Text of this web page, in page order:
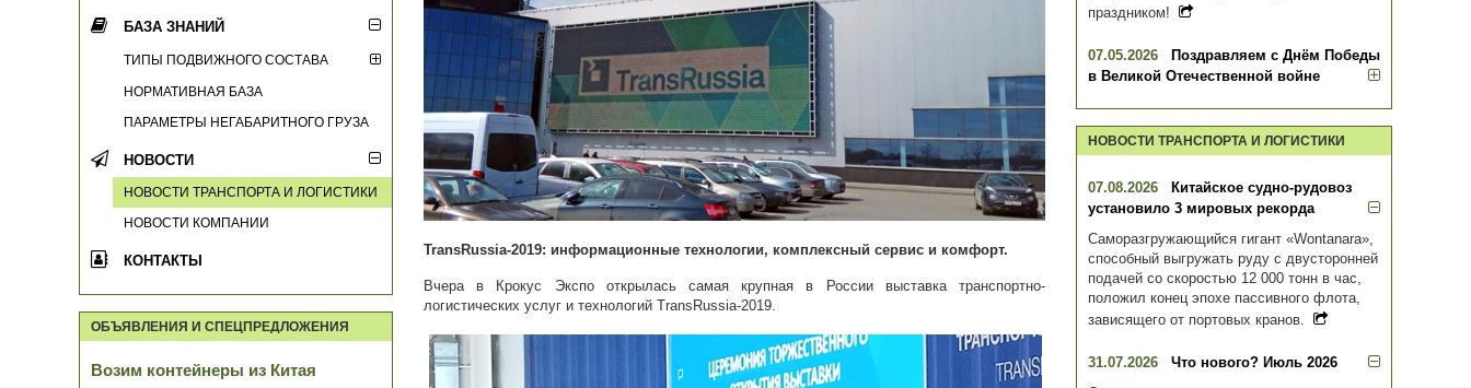
TransRussia-2019: информационные технологии, комплексный сервис и комфорт.
Вчера в Крокус Экспо открылась самая крупная в России выставка транспортно-
логистических услуг и технологий TransRussia-2019.
праздником!
07.05.2026
Поздравляем с Днём Победы
в Великой Отечественной войне
НОВОСТИ ТРАНСПОРТА И ЛОГИСТИКИ
07.08.2026
Китайское судно-рудовоз
установило 3 мировых рекорда
Саморазгружающийся гигант «Wontanara»,
способный выгружать руду с двусторонней
подачей со скоростью 12 000 тонн в час,
положил конец эпохе пассивного флота,
зависящего от портовых кранов.
31.07.2026
Что нового? Июль 2026
БАЗА ЗНАНИЙ
ТИПЫ ПОДВИЖНОГО СОСТАВА
НОРМАТИВНАЯ БАЗА
ПАРАМЕТРЫ НЕГАБАРИТНОГО ГРУЗА
НОВОСТИ
НОВОСТИ ТРАНСПОРТА И ЛОГИСТИКИ
НОВОСТИ КОМПАНИИ
КОНТАКТЫ
ОБЪЯВЛЕНИЯ И СПЕЦПРЕДЛОЖЕНИЯ
Возим контейнеры из Китая